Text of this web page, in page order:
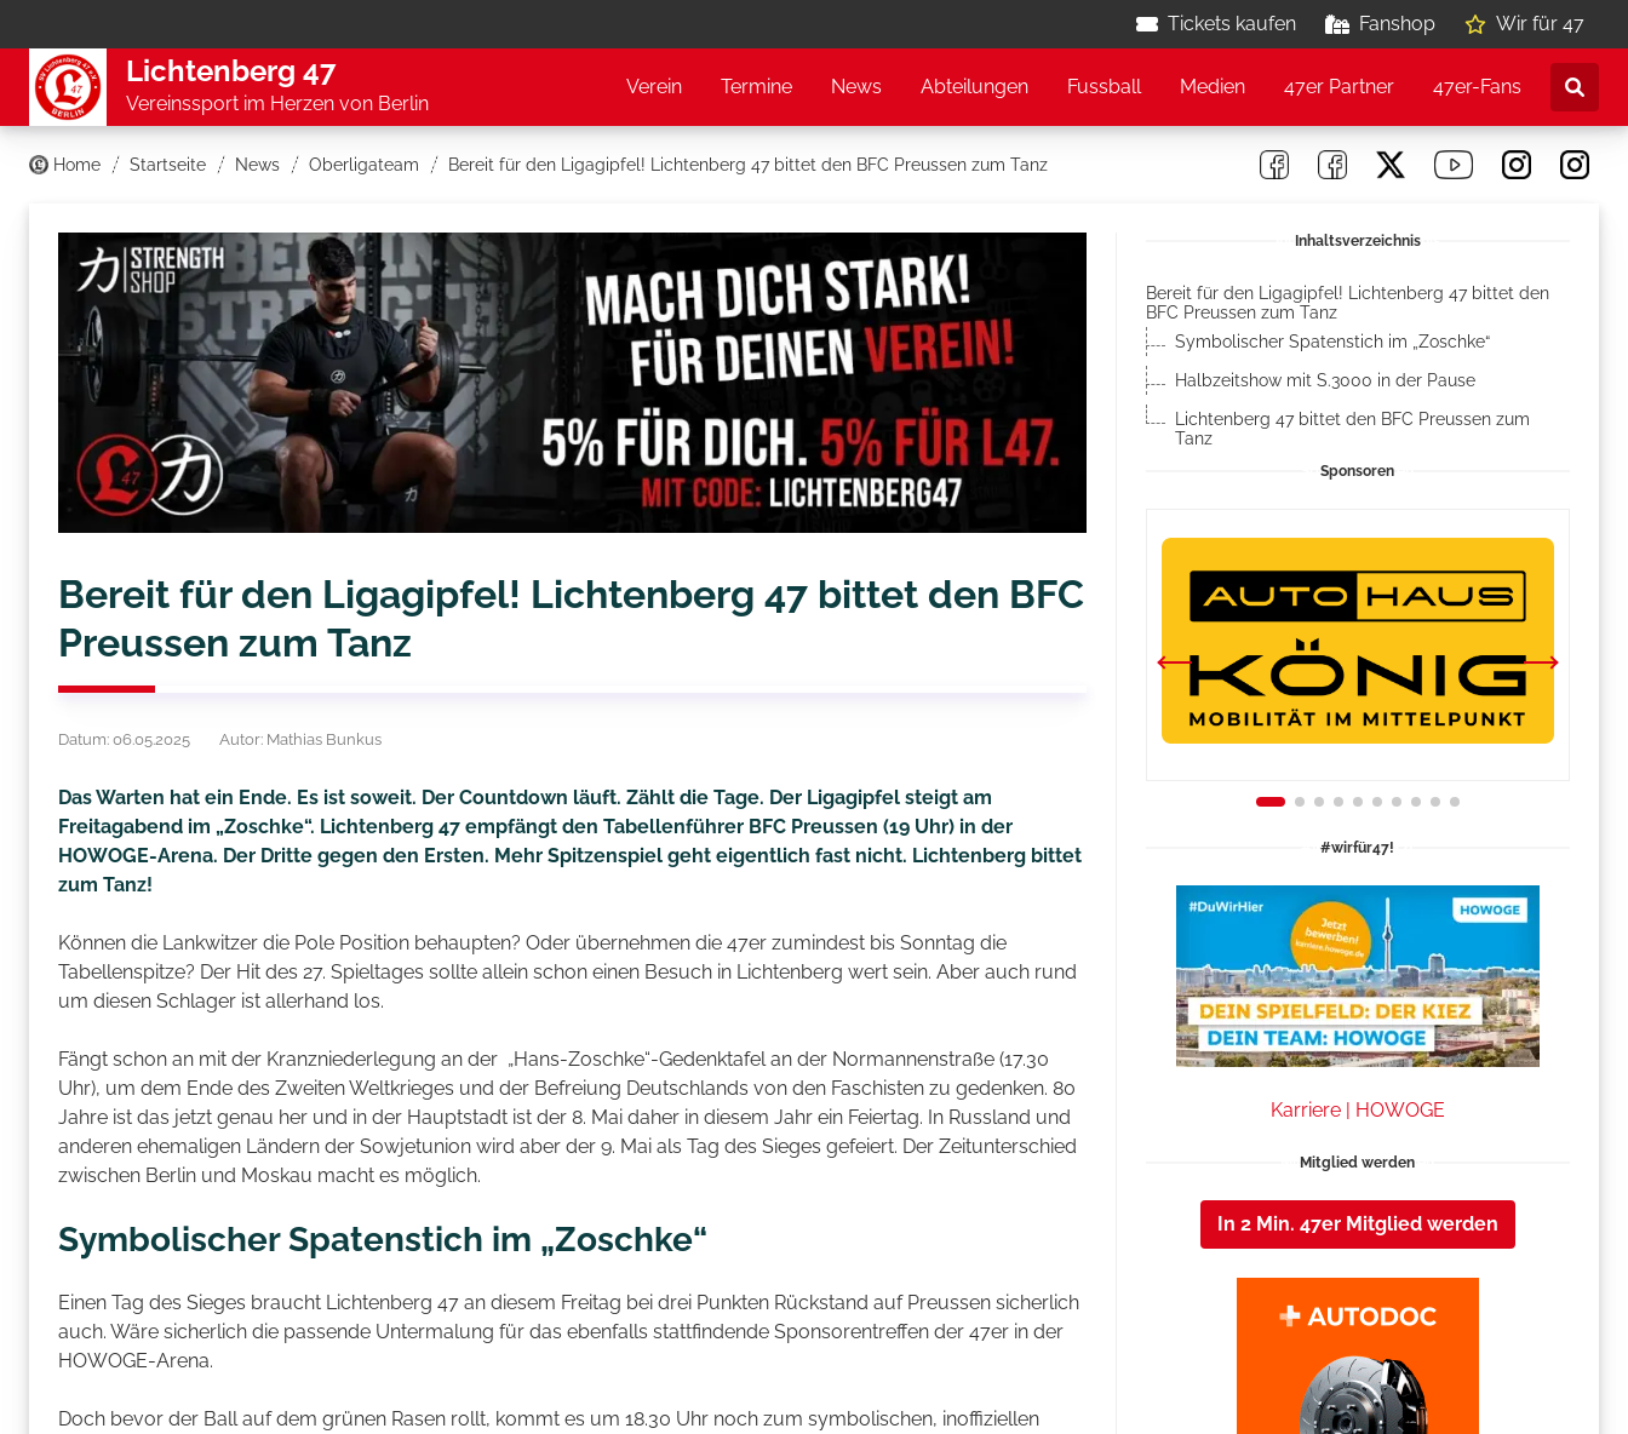
Tickets kaufen Fanshop Wir für 47
Lichtenberg 47
Vereinssport im Herzen von Berlin
Verein Termine News Abteilungen Fussball Medien 47er Partner 47er-Fans
Home Startseite News Oberligateam Bereit für den Ligagipfel! Lichtenberg 47 bittet den BFC Preussen zum Tanz
Bereit für den Ligagipfel! Lichtenberg 47 bittet den BFC
Preussen zum Tanz
Datum: 06.05.2025 Autor: Mathias Bunkus
Das Warten hat ein Ende. Es ist soweit. Der Countdown läuft. Zählt die Tage. Der Ligagipfel steigt am
Freitagabend im „Zoschke“. Lichtenberg 47 empfängt den Tabellenführer BFC Preussen (19 Uhr) in der
HOWOGE-Arena. Der Dritte gegen den Ersten. Mehr Spitzenspiel geht eigentlich fast nicht. Lichtenberg bittet
zum Tanz!
Können die Lankwitzer die Pole Position behaupten? Oder übernehmen die 47er zumindest bis Sonntag die
Tabellenspitze? Der Hit des 27. Spieltages sollte allein schon einen Besuch in Lichtenberg wert sein. Aber auch rund
um diesen Schlager ist allerhand los.
Fängt schon an mit der Kranzniederlegung an der „Hans-Zoschke“-Gedenktafel an der Normannenstraße (17.30
Uhr), um dem Ende des Zweiten Weltkrieges und der Befreiung Deutschlands von den Faschisten zu gedenken. 80
Jahre ist das jetzt genau her und in der Hauptstadt ist der 8. Mai daher in diesem Jahr ein Feiertag. In Russland und
anderen ehemaligen Ländern der Sowjetunion wird aber der 9. Mai als Tag des Sieges gefeiert. Der Zeitunterschied
zwischen Berlin und Moskau macht es möglich.
Symbolischer Spatenstich im „Zoschke“
Einen Tag des Sieges braucht Lichtenberg 47 an diesem Freitag bei drei Punkten Rückstand auf Preussen sicherlich
auch. Wäre sicherlich die passende Untermalung für das ebenfalls stattfindende Sponsorentreffen der 47er in der
HOWOGE-Arena.
Doch bevor der Ball auf dem grünen Rasen rollt, kommt es um 18.30 Uhr noch zum symbolischen, inoffiziellen
Inhaltsverzeichnis
Bereit für den Ligagipfel! Lichtenberg 47 bittet den
BFC Preussen zum Tanz
Symbolischer Spatenstich im „Zoschke“
Halbzeitshow mit S.3000 in der Pause
Lichtenberg 47 bittet den BFC Preussen zum
Tanz
Sponsoren
#wirfür47!
Karriere | HOWOGE
Mitglied werden
In 2 Min. 47er Mitglied werden